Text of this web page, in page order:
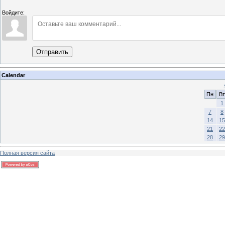
Войдите:
Отправить
Calendar
Пн
Вт
1
7
8
14
15
21
22
28
29
Полная версия сайта